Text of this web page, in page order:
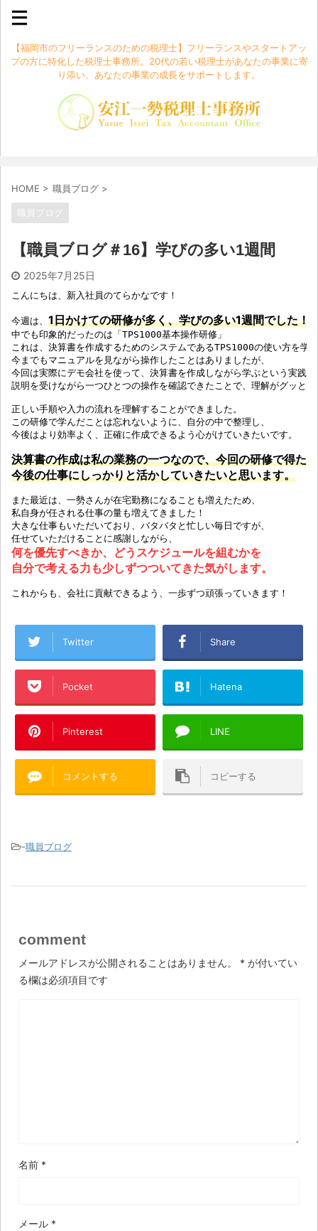
【福岡市のフリーランスのための税理士】フリーランスやスタートアッ
プの方に特化した税理士事務所。20代の若い税理士があなたの事業に寄
り添い、あなたの事業の成長をサポートします。
HOME > 職員ブログ >
職員ブログ
【職員ブログ＃16】学びの多い1週間
2025年7月25日
こんにちは、新入社員のてらかなです！
今週は、 1日かけての研修が多く、学びの多い1週間でした！
中でも印象的だったのは「TPS1000基本操作研修」
これは、決算書を作成するためのシステムであるTPS1000の使い方を学
今までもマニュアルを見ながら操作したことはありましたが、
今回は実際にデモ会社を使って、決算書を作成しながら学ぶという実践
説明を受けながら一つひとつの操作を確認できたことで、理解がグッと
正しい手順や入力の流れを理解することができました。
この研修で学んだことは忘れないように、自分の中で整理し、
今後はより効率よく、正確に作成できるよう心がけていきたいです。
決算書の作成は私の業務の一つなので、今回の研修で得た
今後の仕事にしっかりと活かしていきたいと思います。
また最近は、一勢さんが在宅勤務になることも増えたため、
私自身が任される仕事の量も増えてきました！
大きな仕事もいただいており、バタバタと忙しい毎日ですが、
何を優先すべきか、どうスケジュールを組むかを
これからも、会社に貢献できるよう、一歩ずつ頑張っていきます！
Twitter Share
Pocket Hatena
Pinterest LINE
コメントする コピーする
-職員ブログ
comment
メールアドレスが公開されることはありません。 * が付いてい
る欄は必須項目です
名前 *
メール *